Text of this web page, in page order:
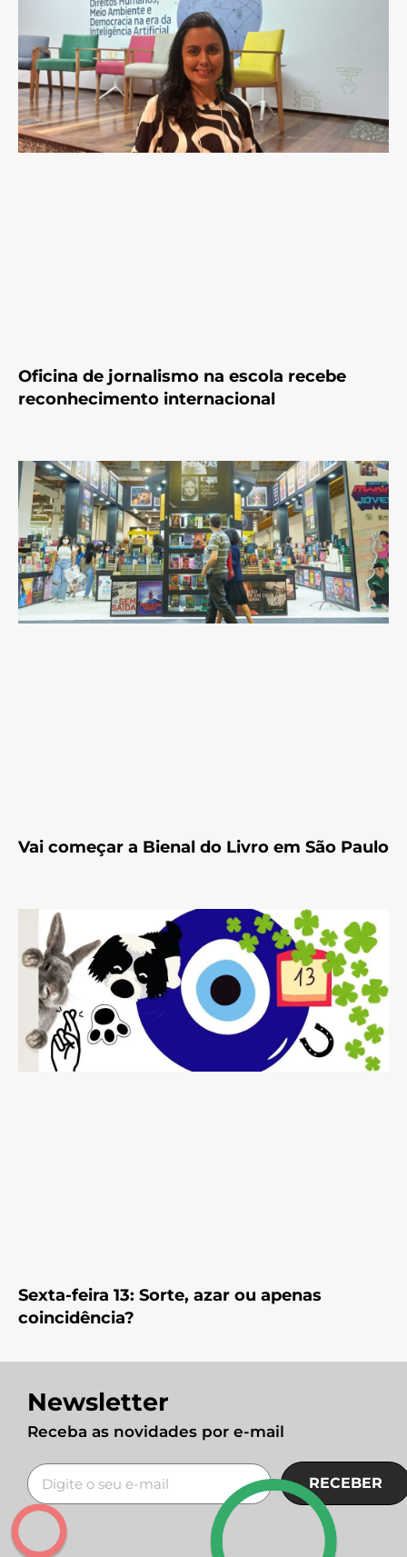
Oficina de jornalismo na escola recebe
reconhecimento internacional
Vai começar a Bienal do Livro em São Paulo
Sexta-feira 13: Sorte, azar ou apenas
coincidência?
Newsletter
Receba as novidades por e-mail
RECEBER